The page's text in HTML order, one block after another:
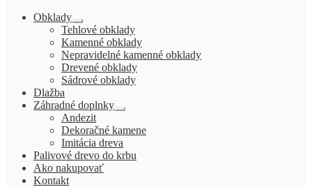
Obklady
Rozbaliť
podradené
menu
Tehlové obklady
Kamenné obklady
Nepravidelné kamenné obklady
Drevené obklady
Sádrové obklady
Dlažba
Záhradné doplnky
Rozbaliť
menu
Andezit
Dekoračné kamene
Imitácia dreva
Palivové drevo do krbu
Ako nakupovať
Kontakt